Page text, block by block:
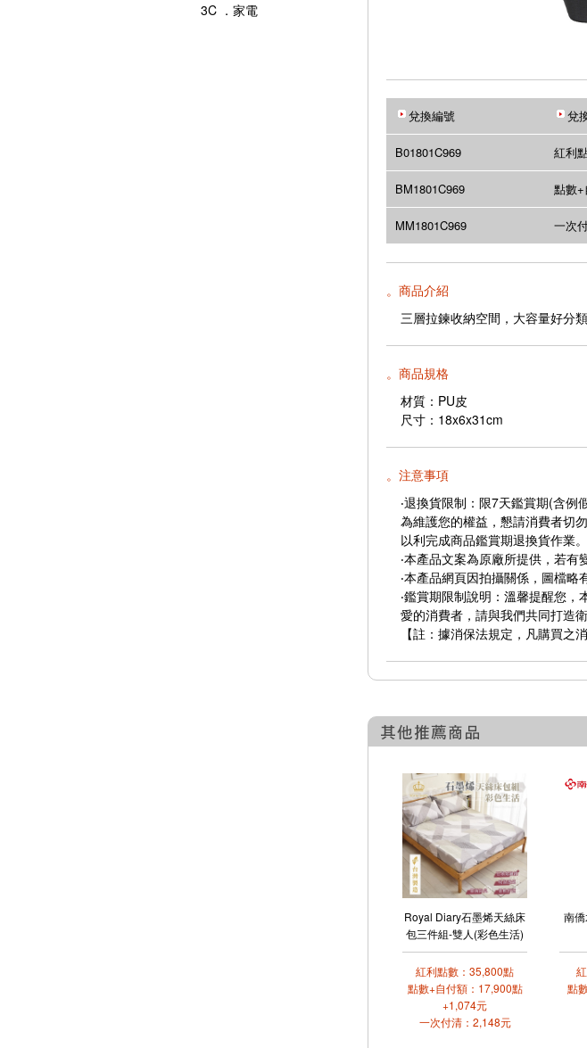
3C ．家電
兌換編號 兌
B01801C969 紅利
BM1801C969 點數
MM1801C969 一次
。商品介紹
三層拉鍊收納空間，大容量好分類
。商品規格
材質：PU皮
尺寸：18x6x31cm
。注意事項
‧退換貨限制：限7天鑑賞期(含例
為維護您的權益，懇請消費者切
以利完成商品鑑賞期退換貨作業。
‧本產品文案為原廠所提供，若
‧本產品網頁因拍攝關係，圖檔
‧鑑賞期限制說明：溫馨提醒您
愛的消費者，請與我們共同打造
【註：據消保法規定，凡購買之
Royal Diary石墨烯天絲床
包三件組-雙人(彩色生活)
紅利點數：35,800點
點數+自付額：17,900點
+1,074元
一次付清：2,148元
南
點